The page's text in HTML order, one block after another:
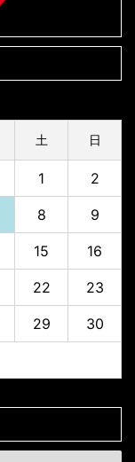
土 日
1 2
8 9
15 16
22 23
29 30